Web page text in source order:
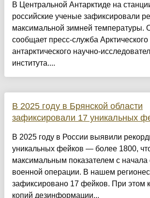
В Центральной Антарктиде на
российские ученые зафиксировали
максимальной зимней температуры.
сообщает пресс-служба Арктического
антарктического научно-
института....
В 2025 году в Брянской области
зафиксировали 17 уникальных
В 2025 году в России выявили
уникальных фейков — более 1800,
максимальным показателем с начала
военной операции. В нашем
зафиксировано 17 фейков. При этом
копий дезинформации...